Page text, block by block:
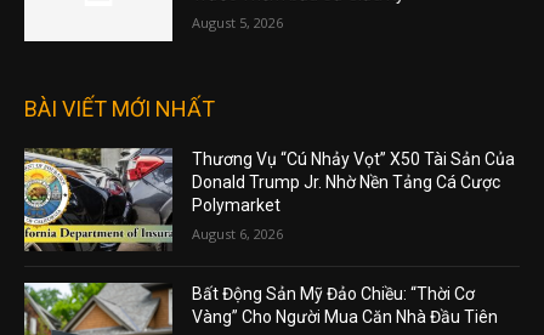
August 5, 2026
BÀI VIẾT MỚI NHẤT
Thương Vụ “Cú Nhảy Vọt” X50 Tài Sản Của
Donald Trump Jr. Nhờ Nền Tảng Cá Cược
Polymarket
August 6, 2026
Bất Động Sản Mỹ Đảo Chiều: “Thời Cơ
Vàng” Cho Người Mua Căn Nhà Đầu Tiên